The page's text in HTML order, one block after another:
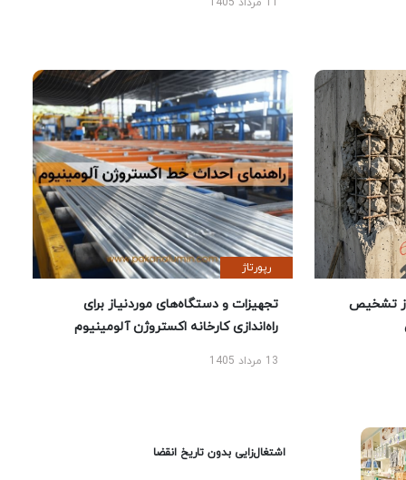
تشخیص
رپورتاژ
تجهیزات و دستگاه‌های موردنیاز برای
راه‌اندازی کارخانه اکستروژن آلومینیوم
13 مرداد 1405
اشتغال‌زایی بدون تاریخ انقضا